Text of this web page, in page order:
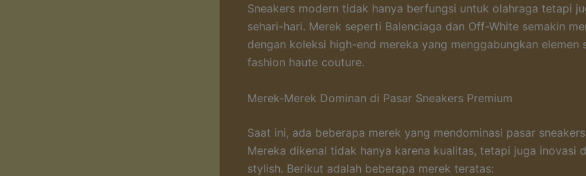
Sneakers modern tidak hanya berfungsi untuk olahraga tetapi
sehari-hari. Merek seperti Balenciaga dan Off-White semakin
dengan koleksi high-end mereka yang menggabungkan elemen
fashion haute couture.
Merek-Merek Dominan di Pasar Sneakers Premium
Saat ini, ada beberapa merek yang mendominasi pasar
Mereka dikenal tidak hanya karena kualitas, tetapi juga inovasi
stylish. Berikut adalah beberapa merek teratas: